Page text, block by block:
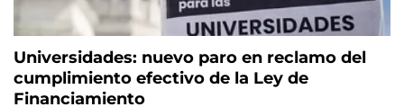
Universidades: nuevo paro en reclamo del
cumplimiento efectivo de la Ley de
Financiamiento